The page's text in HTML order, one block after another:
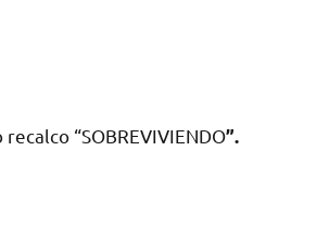
“SOBREVIVIENDO”.